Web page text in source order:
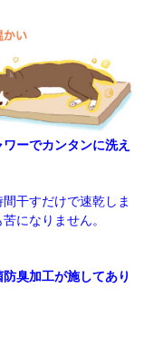
ーでカンタンに洗え
干すだけで速乾しま
になりません。
防臭加工が施してあり